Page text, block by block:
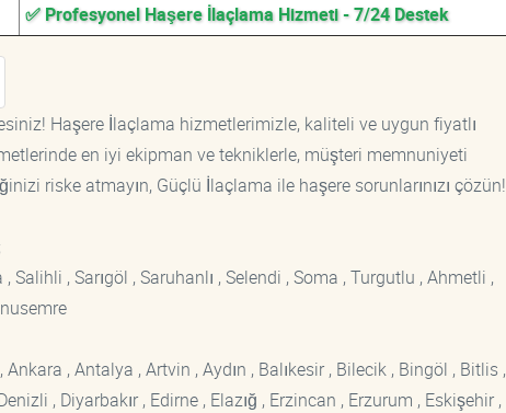
✅ Profesyonel Haşere İlaçlama Hizmeti - 7/24 Destek
Haşere İlaçlama hizmetlerimizle, kaliteli ve uygun fiyatlı
en iyi ekipman ve tekniklerle, müşteri memnuniyeti
riske atmayın, Güçlü İlaçlama ile haşere sorunlarınızı çözün!
Salihli , Sarıgöl , Saruhanlı , Selendi , Soma , Turgutlu , Ahmetli ,
, Antalya , Artvin , Aydın , Balıkesir , Bilecik , Bingöl , Bitlis ,
, Diyarbakır , Edirne , Elazığ , Erzincan , Erzurum , Eskişehir ,